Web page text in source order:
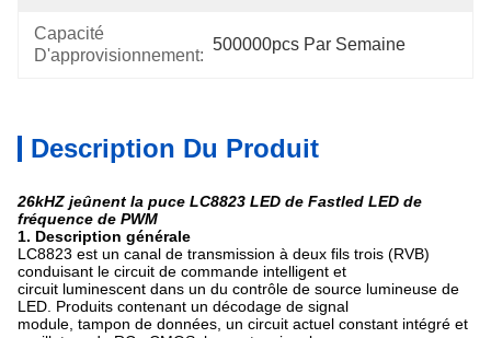
Capacité
D'approvisionnement:
500000pcs Par Semaine
Description Du Produit
26kHZ jeûnent la puce LC8823 LED de Fastled LED de
fréquence de PWM
1. Description générale
LC8823 est un canal de transmission à deux fils trois (RVB)
conduisant le circuit de commande intelligent et
circuit luminescent dans un du contrôle de source lumineuse de
LED. Produits contenant un décodage de signal
module, tampon de données, un circuit actuel constant intégré et